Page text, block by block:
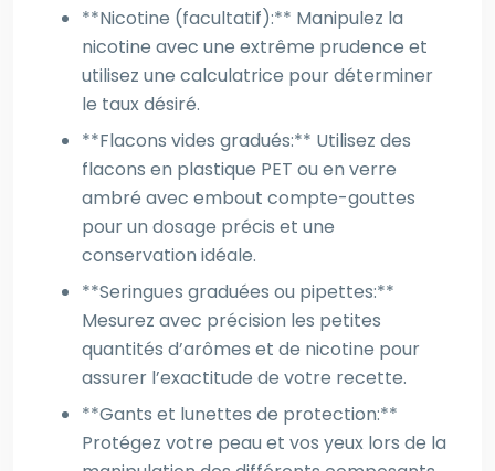
**Nicotine (facultatif):** Manipulez la
nicotine avec une extrême prudence et
utilisez une calculatrice pour déterminer
le taux désiré.
**Flacons vides gradués:** Utilisez des
flacons en plastique PET ou en verre
ambré avec embout compte-gouttes
pour un dosage précis et une
conservation idéale.
**Seringues graduées ou pipettes:**
Mesurez avec précision les petites
quantités d’arômes et de nicotine pour
assurer l’exactitude de votre recette.
**Gants et lunettes de protection:**
Protégez votre peau et vos yeux lors de la